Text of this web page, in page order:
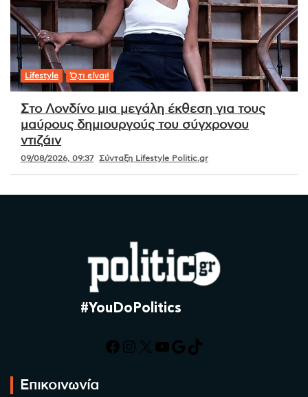
Lifestyle Ό,τι είναι!
Στο Λονδίνο μια μεγάλη έκθεση για τους
μαύρους δημιουργούς του σύγχρονου
ντιζάιν
09/08/2026, 09:37 Σύνταξη Lifestyle Politic.gr
#YouDoPolitics
Facebook
Instagram
X YouTube
Google
TikTok
Επικοινωνία